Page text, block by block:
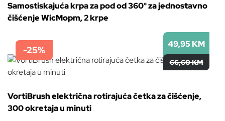
Samostiskajuća krpa za pod od 360° za jednostavno
čišćenje WicMopm, 2 krpe
-25%
49,95 KM
66,60 KM
VortiBrush električna rotirajuća četka za čišćenje,
300 okretaja u minuti